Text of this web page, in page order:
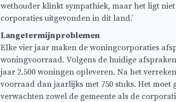
wethouder klinkt sympathiek, maar het ligt
corporaties uitgevonden in dit land.’
Langetermijnproblemen
Elke vier jaar maken de woningcorporaties
woningvoorraad. Volgens de huidige
jaar 2.500 woningen opleveren. Na het
voorraad dan jaarlijks met 750 stuks. Het
verwachten zowel de gemeente als de